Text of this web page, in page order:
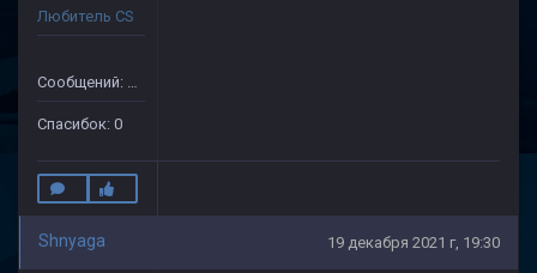
Любитель CS
Сообщений: 49
Спасибок: 0
Shnyaga 19 декабря 2021 г, 19:30